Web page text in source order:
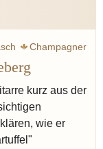
Champagner
Kräuterbüchlein
kurz aus der
wie er